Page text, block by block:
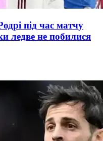
під час матчу
ледве не побилися